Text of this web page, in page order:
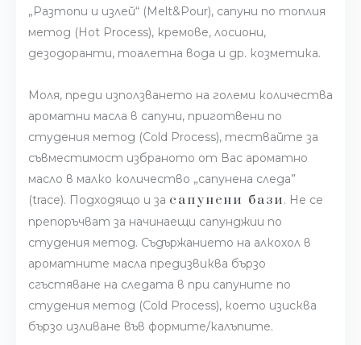
„Разтопи и излей“ (Melt&Pour), сапуни по топлия
метод (Hot Process), кремове, лосиони,
дезодоранти, тоалетна вода и др. козметика.
Моля, преди използването на големи количества
ароматни масла в сапуни, приготвени по
студения метод (Cold Process), тествайте за
съвместимост избраното от Вас ароматно
масло в малко количество „сапунена следа”
(trace). Подходящо и за сапунени бази. Не се
препоръчват за начинаещи сапунджии по
студения метод. Съдържанието на алкохол в
ароматните масла предизвиква бързо
сгъстяване на следата в при сапуните по
студения метод (Cold Process), което изисква
бързо изливане във формите/калъпите.